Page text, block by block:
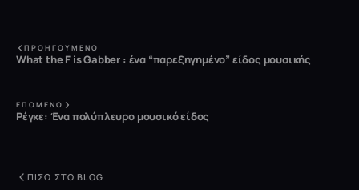
ΠΡΟΗΓΟΎΜΕΝΟ
What the F is Gabber : ένα “παρεξηγημένο” είδος μουσικής
ΕΠΌΜΕΝΟ
Ρέγκε: Ένα πολύπλευρο μουσικό είδος
ΠΊΣΩ ΣΤΟ BLOG